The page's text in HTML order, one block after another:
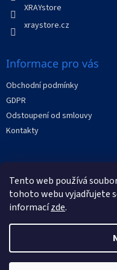
Tento web používá
tohoto webu vyjadřujete
informacízde.
XRAYstore
xraystore.cz
Informace pro vás
Obchodní podmínky
GDPR
Odstoupení od smlouvy
Kontakty
Facebook